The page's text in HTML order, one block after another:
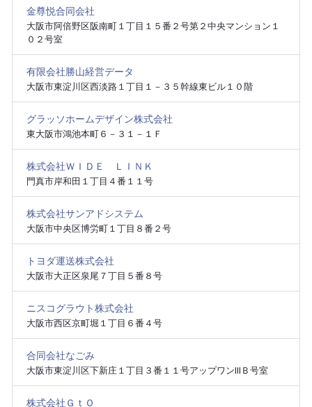
金尊悦合同会社
大阪市阿倍野区阪南町１丁目１５番２号第２中央マンション１
０２号室
有限会社勝山経営データ
大阪市東淀川区西淡路１丁目１－３５幹線東ビル１０階
グラッソホームデザイン株式会社
東大阪市鴻池本町６－３１－１Ｆ
株式会社ＷＩＤＥ ＬＩＮＫ
門真市岸和田１丁目４番１１号
株式会社サンアドシステム
大阪市中央区博労町１丁目８番２号
トヨダ運送株式会社
大阪市大正区泉尾７丁目５番８号
ニスコグラウト株式会社
大阪市西区京町堀１丁目６番４号
合同会社なごみ
大阪市東淀川区下新庄１丁目３番１１号アップワンⅢＢ号室
株式会社ＧｔＯ